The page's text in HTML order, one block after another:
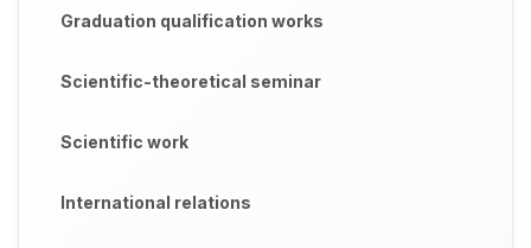
Graduation qualification works
Scientific-theoretical seminar
Scientific work
International relations